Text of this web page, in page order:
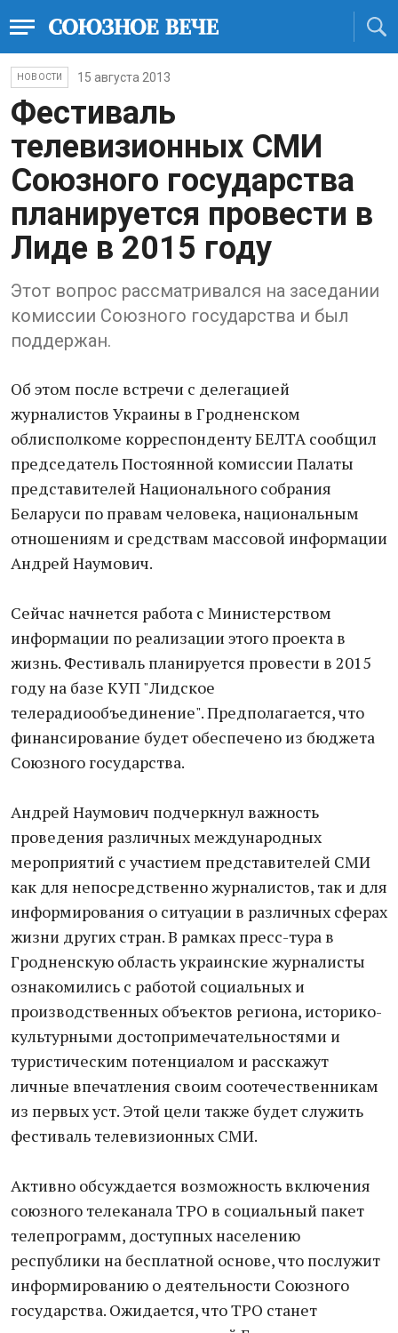
НОВОСТИ 15 августа 2013
Фестиваль
телевизионных СМИ
Союзного государства
планируется провести в
Лиде в 2015 году
Этот вопрос рассматривался на заседании
комиссии Союзного государства и был
поддержан.
Об этом после встречи с делегацией
журналистов Украины в Гродненском
облисполкоме корреспонденту БЕЛТА сообщил
председатель Постоянной комиссии Палаты
представителей Национального собрания
Беларуси по правам человека, национальным
отношениям и средствам массовой информации
Андрей Наумович.
Сейчас начнется работа с Министерством
информации по реализации этого проекта в
жизнь. Фестиваль планируется провести в 2015
году на базе КУП "Лидское
телерадиообъединение". Предполагается, что
финансирование будет обеспечено из бюджета
Союзного государства.
Андрей Наумович подчеркнул важность
проведения различных международных
мероприятий с участием представителей СМИ
как для непосредственно журналистов, так и для
информирования о ситуации в различных сферах
жизни других стран. В рамках пресс-тура в
Гродненскую область украинские журналисты
ознакомились с работой социальных и
производственных объектов региона, историко-
культурными достопримечательностями и
туристическим потенциалом и расскажут
личные впечатления своим соотечественникам
из первых уст. Этой цели также будет служить
фестиваль телевизионных СМИ.
Активно обсуждается возможность включения
союзного телеканала ТРО в социальный пакет
телепрограмм, доступных населению
республики на бесплатной основе, что послужит
информированию о деятельности Союзного
государства. Ожидается, что ТРО станет